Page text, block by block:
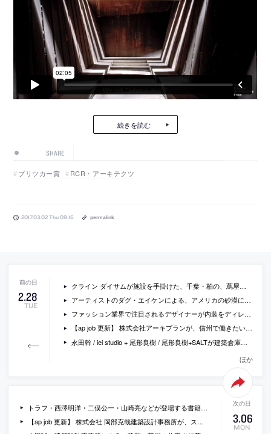
続きを読む
SHARE
プリツカー賞 RCR・アーキテクツ
2017.03.02 Thu 09:16 permalink
2.28
TUE
クライン ダイサムが施設を手掛けた、千葉・柏の、蔦屋書店などが入るCCCの商業施設「柏の葉 T-SITE」の写真
アーティストのダグ・エイケンによる、アメリカの砂漠に、鏡張りで原寸大の家状のオブジェを設置するという作品の写真
ファッション業界で注目されるデザイナーが内装をディレクションした、バレンシアガの松屋銀座店の画像
【ap job 更新】 株式会社アーキプランが、信州で働きたい設計スタッフを募集中
永田幹 / iei studio + 尾形良樹 / 尾形良樹+SALTが建築倉庫ミュージアムのために設計したベンチ「B.L.T bench」
ほか
3.06
MON
トラフ・西澤明洋・二俣公一・山崎亮などが登場する書籍『クリエイターが「独立」を考えたとき最初に読む本』
【ap job 更新】 株式会社 岡部克哉建築設計事務所が、スタッフを募集中